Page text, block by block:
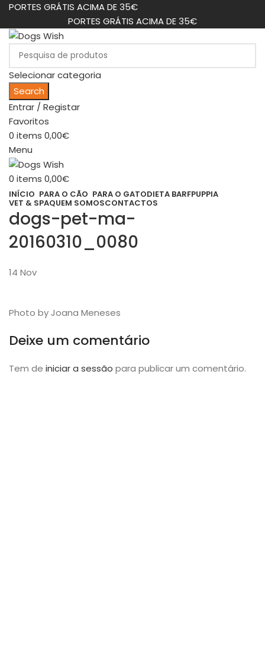
PORTES GRÁTIS ACIMA DE 35€
PORTES GRÁTIS ACIMA DE 35€
Selecionar categoria
Search
Entrar / Registar
Favoritos
0 items 0,00€
Menu
0 items 0,00€
INÍCIO PARA O CÃO PARA O GATODIETA BARFPUPPIA
VET & SPAQUEM SOMOSCONTACTOS
dogs-pet-ma-
20160310_0080
14 Nov
Photo by Joana Meneses
Deixe um comentário
Tem de iniciar a sessão para publicar um comentário.